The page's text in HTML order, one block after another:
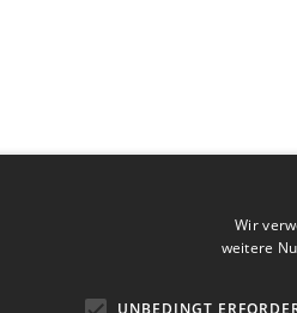
Wir
weitere
UNBEDINGT